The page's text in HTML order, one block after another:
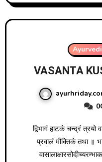
VASANTA
द्विभागं हाटकं चन्द्रं त्रयो वङ्गाहिकान्तकाः । चतुर्भागं शुद्धमभ्रं
प्रवालं मौक्तिकं तथा ॥